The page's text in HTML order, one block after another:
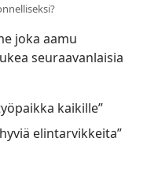
joka aamu
seuraavanlaisia
kaikille”
elintarvikkeita”